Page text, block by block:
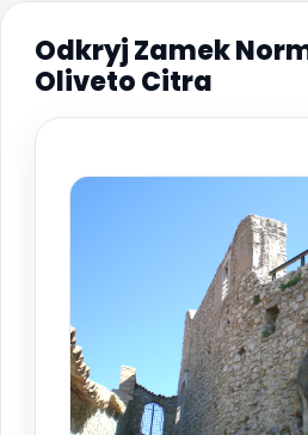
Odkryj Zamek
Oliveto Citra